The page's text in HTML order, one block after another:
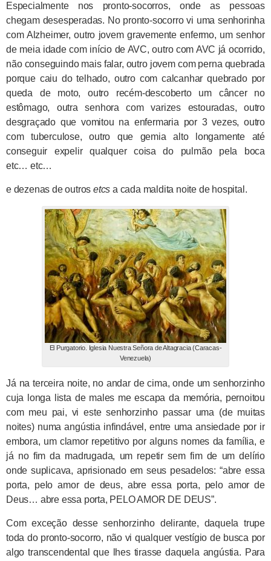
Especialmente nos pronto-socorros, onde as pessoas
chegam desesperadas. No pronto-socorro vi uma senhorinha
com Alzheimer, outro jovem gravemente enfermo, um senhor
de meia idade com início de AVC, outro com AVC já ocorrido,
não conseguindo mais falar, outro jovem com perna quebrada
porque caiu do telhado, outro com calcanhar quebrado por
queda de moto, outro recém-descoberto um câncer no
estômago, outra senhora com varizes estouradas, outro
desgraçado que vomitou na enfermaria por 3 vezes, outro
com tuberculose, outro que gemia alto longamente até
conseguir expelir qualquer coisa do pulmão pela boca
etc… etc…
e dezenas de outros etcs a cada maldita noite de hospital.
El Purgatorio. Iglesia Nuestra Señora de Altagracia (Caracas-
Venezuela)
Já na terceira noite, no andar de cima, onde um senhorzinho
cuja longa lista de males me escapa da memória, pernoitou
com meu pai, vi este senhorzinho passar uma (de muitas
noites) numa angústia infindável, entre uma ansiedade por ir
embora, um clamor repetitivo por alguns nomes da família, e
já no fim da madrugada, um repetir sem fim de um delírio
onde suplicava, aprisionado em seus pesadelos: “abre essa
porta, pelo amor de deus, abre essa porta, pelo amor de
Deus… abre essa porta, PELO AMOR DE DEUS”.
Com exceção desse senhorzinho delirante, daquela trupe
toda do pronto-socorro, não vi qualquer vestígio de busca por
algo transcendental que lhes tirasse daquela angústia. Para